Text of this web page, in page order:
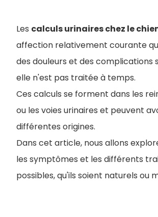
Les calculs urinaires chez le
affection relativement courante
des douleurs et des complications
elle n'est pas traitée à temps.
Ces calculs se forment dans les
ou les voies urinaires et peuvent
différentes origines.
Dans cet article, nous allons
les symptômes et les différents
possibles, qu'ils soient naturels ou